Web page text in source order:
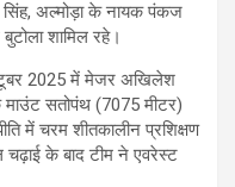
सिंह, अल्मोड़ा के नायक पंकज
शामिल रहे।
2025 में मेजर अखिलेश
सतोपंथ (7075 मीटर)
में चरम शीतकालीन प्रशिक्षण
के बाद टीम ने एवरेस्ट